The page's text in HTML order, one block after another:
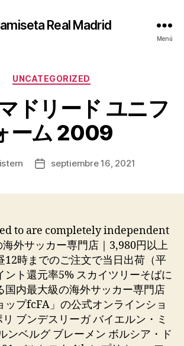
Real Madrid
Menú
Categorías
UNCATEGORIZED
ドリード ユニフ
ーム 2009
istern
Fechaseptiembre 16, 2021
to are completely independent
外サッカー専門店｜3,980円以上
12時までのご注文で当日出荷（平
ント還元率5% スカイツリーそばに
国内最大級の海外サッカー専門店
ップfcFA」の公式オンラインショ
リ ブンデスリーガ バイエルン・ミ
ンベルグ ブレーメン ボルシア・ド